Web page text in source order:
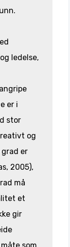
ledelse,
er i
stor
og
er
2005),
må
et
gir
som